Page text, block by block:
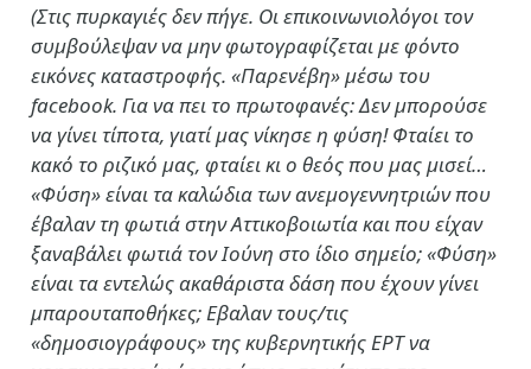
(Στις πυρκαγιές δεν πήγε. Οι επικοινωνιολόγοι τον
συμβούλεψαν να μην φωτογραφίζεται με φόντο
εικόνες καταστροφής. «Παρενέβη» μέσω του
facebook. Για να πει το πρωτοφανές: Δεν μπορούσε
να γίνει τίποτα, γιατί μας νίκησε η φύση! Φταίει το
κακό το ριζικό μας, φταίει κι ο θεός που μας μισεί…
«Φύση» είναι τα καλώδια των ανεμογεννητριών που
έβαλαν τη φωτιά στην Αττικοβοιωτία και που είχαν
ξαναβάλει φωτιά τον Ιούνη στο ίδιο σημείο; «Φύση»
είναι τα εντελώς ακαθάριστα δάση που έχουν γίνει
μπαρουταποθήκες; Εβαλαν τους/τις
«δημοσιογράφους» της κυβερνητικής ΕΡΤ να